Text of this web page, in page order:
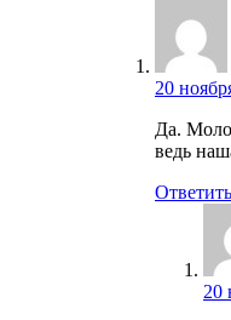
20
Да.
ведь
Ответить
20